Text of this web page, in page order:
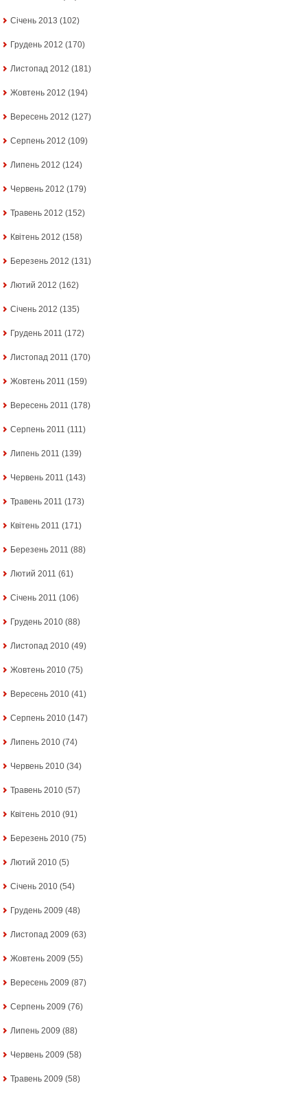
Січень 2013 (102)
Грудень 2012 (170)
Листопад 2012 (181)
Жовтень 2012 (194)
Вересень 2012 (127)
Серпень 2012 (109)
Липень 2012 (124)
Червень 2012 (179)
Травень 2012 (152)
Квітень 2012 (158)
Березень 2012 (131)
Лютий 2012 (162)
Січень 2012 (135)
Грудень 2011 (172)
Листопад 2011 (170)
Жовтень 2011 (159)
Вересень 2011 (178)
Серпень 2011 (111)
Липень 2011 (139)
Червень 2011 (143)
Травень 2011 (173)
Квітень 2011 (171)
Березень 2011 (88)
Лютий 2011 (61)
Січень 2011 (106)
Грудень 2010 (88)
Листопад 2010 (49)
Жовтень 2010 (75)
Вересень 2010 (41)
Серпень 2010 (147)
Липень 2010 (74)
Червень 2010 (34)
Травень 2010 (57)
Квітень 2010 (91)
Березень 2010 (75)
Лютий 2010 (5)
Січень 2010 (54)
Грудень 2009 (48)
Листопад 2009 (63)
Жовтень 2009 (55)
Вересень 2009 (87)
Серпень 2009 (76)
Липень 2009 (88)
Червень 2009 (58)
Травень 2009 (58)